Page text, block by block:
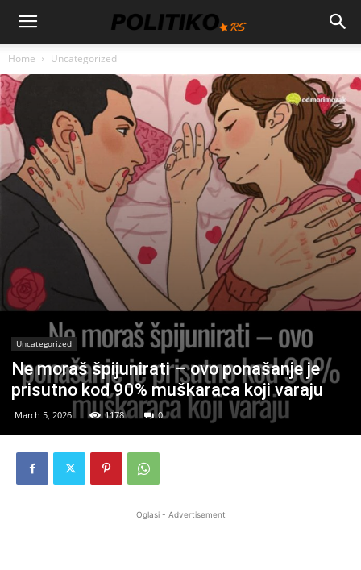
Home Uncategorized
Uncategorized
Ne moraš špijunirati – ovo ponašanje je
prisutno kod 90% muškaraca koji varaju
March 5, 2026 1178 0
Oglasi - Advertisement